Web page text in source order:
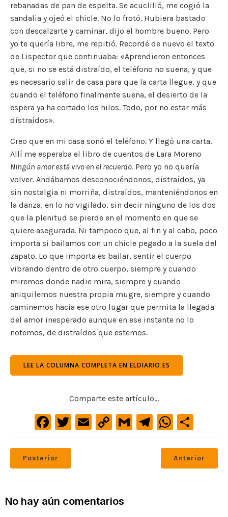
rebanadas de pan de espelta. Se acuclilló, me cogió la
sandalia y ojeó el chicle. No lo frotó. Hubiera bastado
con descalzarte y caminar, dijo el hombre bueno. Pero
yo te quería libre, me repitió. Recordé de nuevo el texto
de Lispector que continuaba: «Aprendieron entonces
que, si no se está distraído, el teléfono no suena, y que
es necesario salir de casa para que la carta llegue, y que
cuando el teléfono finalmente suena, el desierto de la
espera ya ha cortado los hilos. Todo, por no estar más
distraídos».
Creo que en mi casa sonó el teléfono. Y llegó una carta.
Allí me esperaba el libro de cuentos de Lara Moreno
Ningún amor está vivo en el recuerdo. Pero yo no quería
volver. Andábamos desconociéndonos, distraídos, ya
sin nostalgia ni morriña, distraídos, manteniéndonos en
la danza, en lo no vigilado, sin decir ninguno de los dos
que la plenitud se pierde en el momento en que se
quiere asegurada. Ni tampoco que, al fin y al cabo, poco
importa si bailamos con un chicle pegado a la suela del
zapato. Lo que importa es bailar, sentir el cuerpo
vibrando dentro de otro cuerpo, siempre y cuando
miremos donde nadie mira, siempre y cuando
aniquilemos nuestra propia mugre, siempre y cuando
caminemos hacia ese otro lugar que permita la llegada
del amor inesperado aunque en ese instante no lo
notemos, de distraídos que estemos.
LEE LA COLUMNA COMPLETA EN ELDIARIO.ES
Comparte este artículo...
F
c
e
o
T
E
C
n
G Te
gr
a
W
at
s
m
p
Posterior Anterior
No hay aún comentarios